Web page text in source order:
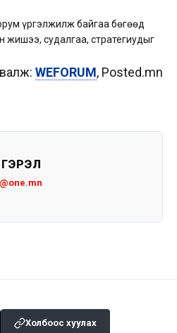
үргэлжилж байгаа бөгөөд
жишээ, судалгаа, стратегиудыг
WEFORUM, Posted.mn
Холбоос хуулах